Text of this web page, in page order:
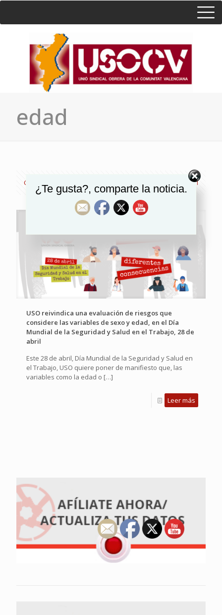
edad
Categories Show all
USO reivindica una evaluación de riesgos que
considere las variables de sexo y edad, en el Día
Mundial de la Seguridad y Salud en el Trabajo, 28 de
abril
Este 28 de abril, Día Mundial de la Seguridad y Salud en
el Trabajo, USO quiere poner de manifiesto que, las
variables como la edad o […]
Leer más
¿Te gusta?, comparte la noticia.